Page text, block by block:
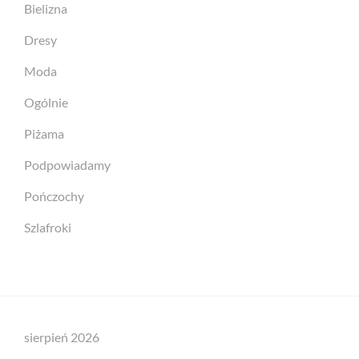
Bielizna
Dresy
Moda
Ogólnie
Piżama
Podpowiadamy
Pończochy
Szlafroki
sierpień 2026